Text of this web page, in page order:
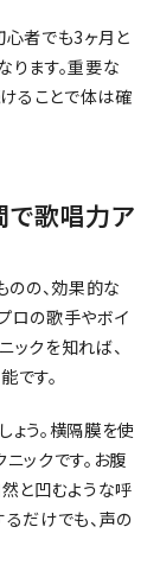
心者でも3ヶ月と
ります。重要な
ることで体は確
で歌唱力ア
のの、効果的な
ロの歌手やボイ
ックを知れば、
です。
う。横隔膜を使
ックです。お腹
と凹むような呼
だけでも、声の